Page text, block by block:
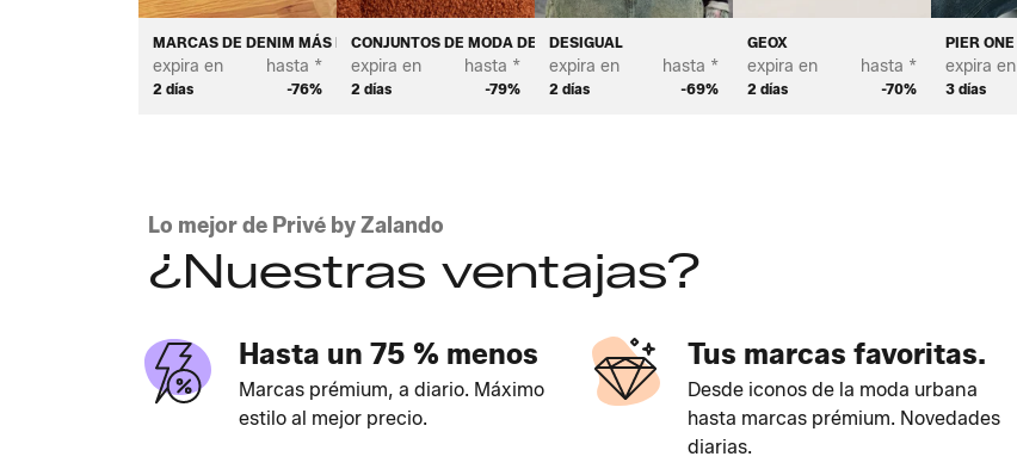
MARCAS DE DENIM MÁS DESEADAS - MUJER
expira en
2 días
hasta *
-76%
CONJUNTOS DE MODA DE VERANO - MUJER
expira en
2 días
hasta *
-79%
DESIGUAL
expira en
2 días
hasta *
-69%
GEOX
expira en
2 días
hasta *
-70%
PIER ONE
expira en
3 días
Lo mejor de Privé by Zalando
¿Nuestras ventajas?
Hasta un 75 % menos
Marcas prémium, a diario. Máximo
estilo al mejor precio.
Tus marcas favoritas.
Desde iconos de la moda urbana
hasta marcas prémium. Novedades
diarias.